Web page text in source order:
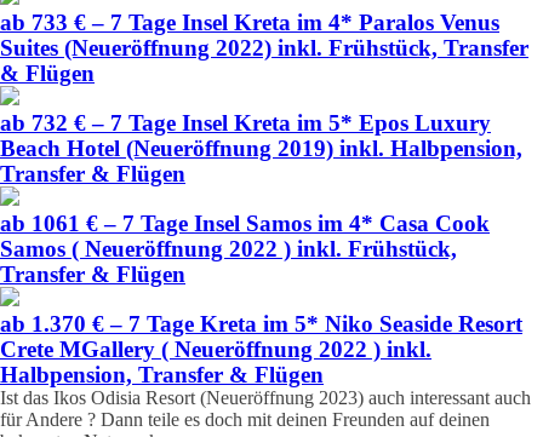
ab 733 € – 7 Tage Insel Kreta im 4* Paralos Venus
Suites (Neueröffnung 2022) inkl. Frühstück, Transfer
& Flügen
ab 732 € – 7 Tage Insel Kreta im 5* Epos Luxury
Beach Hotel (Neueröffnung 2019) inkl. Halbpension,
Transfer & Flügen
ab 1061 € – 7 Tage Insel Samos im 4* Casa Cook
Samos ( Neueröffnung 2022 ) inkl. Frühstück,
Transfer & Flügen
ab 1.370 € – 7 Tage Kreta im 5* Niko Seaside Resort
Crete MGallery ( Neueröffnung 2022 ) inkl.
Halbpension, Transfer & Flügen
Ist das Ikos Odisia Resort (Neueröffnung 2023) auch interessant auch
für Andere ? Dann teile es doch mit deinen Freunden auf deinen